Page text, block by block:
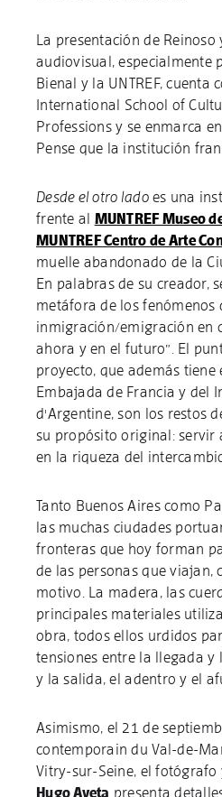
La presentación de Reinoso
audiovisual, especialmente
Bienal y la UNTREF, cuenta
International School of
Professions y se enmarca
Pense que la institución
Desde el otro ladoes una
frente al MUNTREF Museo
MUNTREF Centro de Arte
muelle abandonado de la
En palabras de su creador,
metáfora de los fenómenos
inmigración/emigración en
ahora y en el futuro”. El
proyecto, que además tiene
Embajada de Francia y del
d'Argentine, son los restos
su propósito original: servir
en la riqueza del
Tanto Buenos Aires como
las muchas ciudades
fronteras que hoy forman
de las personas que viajan,
motivo. La madera, las
principales materiales
obra, todos ellos urdidos
tensiones entre la llegada
y la salida, el adentro y el
Asimismo, el 21 de
contemporain du Val-de-
Vitry-sur-Seine, el
Hugo Aveta presenta